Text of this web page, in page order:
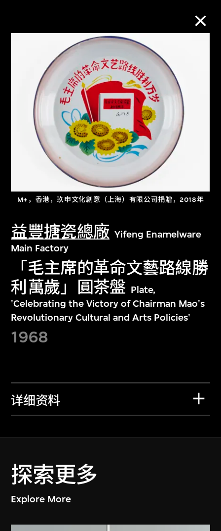
M+，香港，玖申文化創意（上海）有限公司捐贈，2018年
益豐搪瓷總廠 Yifeng Enamelware
Main Factory
「毛主席的革命文藝路線勝
利萬歲」圓茶盤 Plate,
'Celebrating the Victory of Chairman Mao's
Revolutionary Cultural and Arts Policies'
1968
详细资料
探索更多
Explore More
M+藏品
进一步筛选
关于M+藏品
探索世界顶级的二十及二十一世纪视觉
文化藏品。